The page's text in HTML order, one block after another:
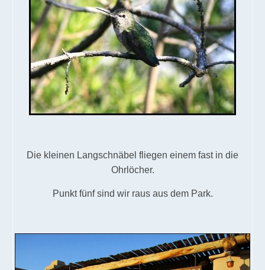
Die kleinen Langschnäbel fliegen einem fast in die
Ohrlöcher.
Punkt fünf sind wir raus aus dem Park.